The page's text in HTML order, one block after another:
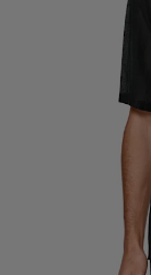
如何享受服务